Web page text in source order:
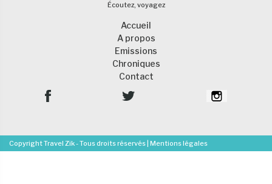
Écoutez, voyagez
Accueil
A propos
Emissions
Chroniques
Contact
Copyright Travel Zik - Tous droits réservés | Mentions légales